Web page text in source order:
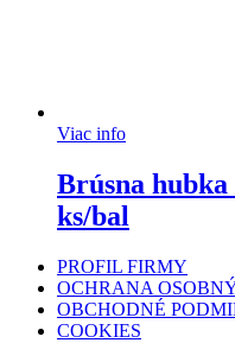
Viac info
Brúsna hubka
ks/bal
PROFIL FIRMY
OCHRANA
OBCHODNÉ
COOKIES